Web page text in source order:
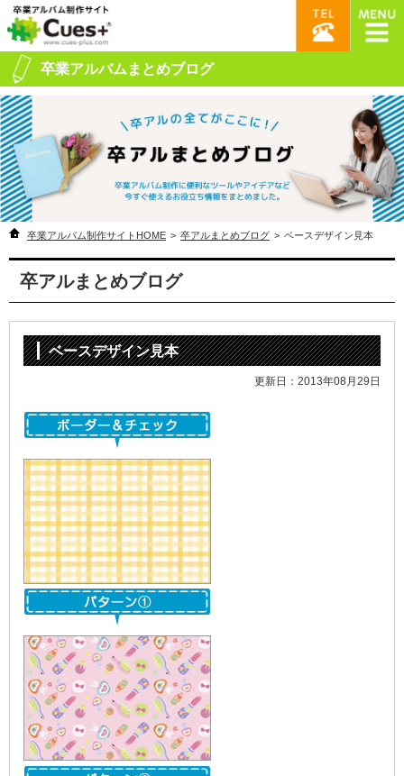
卒業アルバムまとめブログ
卒業アルバム制作サイトHOME > 卒アルまとめブログ > ベースデザイン見本
卒アルまとめブログ
ベースデザイン見本
更新日：2013年08月29日